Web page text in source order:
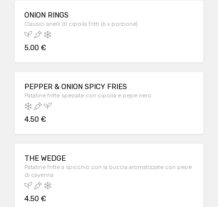
ONION RINGS
Classici anelli di cipolla fritti (6 x porzione)
5.00 €
PEPPER & ONION SPICY FRIES
Patatine fritte speziate con cipolla e pepe nero
4.50 €
THE WEDGE
Patatine fritte a spicchio con la buccia aromatizzate con pepe
di cayenna
4.50 €